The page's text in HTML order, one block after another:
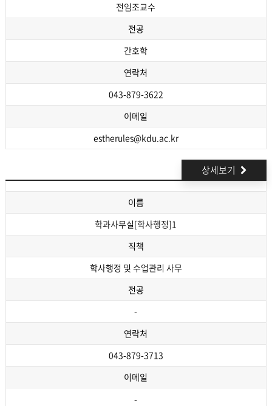
전임조교수
전공
간호학
연락처
043-879-3622
이메일
estherules@kdu.ac.kr
이름
학과사무실[학사행정]1
직책
학사행정 및 수업관리 사무
전공
-
연락처
043-879-3713
이메일
-
상세보기